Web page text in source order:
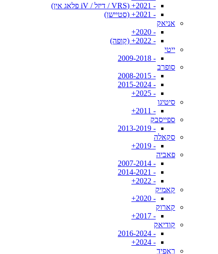
- 2021+ (VRS / דיזל / iV פלאג אין)
- 2021+ (סטיישן)
אניאק
- 2020+
- 2022+ (קופה)
ייטי
- 2009-2018
סופרב
- 2008-2015
- 2015-2024
- 2025+
סיטיגו
- 2011+
ספייסבק
- 2013-2019
סקאלה
- 2019+
פאביה
- 2007-2014
- 2014-2021
- 2022+
קאמיק
- 2020+
קארוק
- 2017+
קודיאק
- 2016-2024
- 2024+
ראפיד